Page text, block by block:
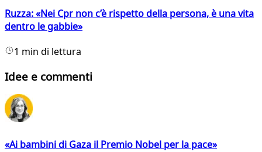
Ruzza: «Nei Cpr non c’è rispetto della persona, è una vita
dentro le gabbie»
1 min di lettura
Idee e commenti
«Ai bambini di Gaza il Premio Nobel per la pace»